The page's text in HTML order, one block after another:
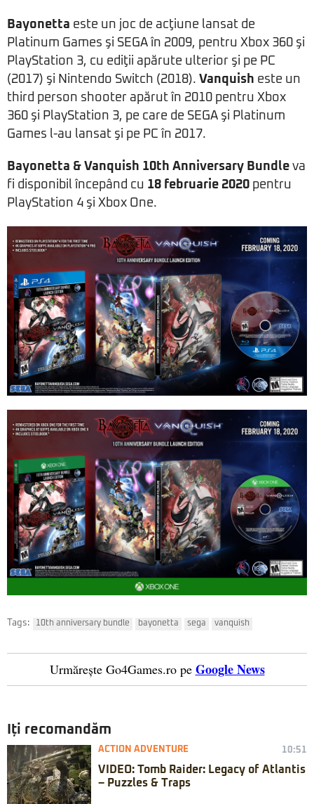
Bayonetta este un joc de acţiune lansat de
Platinum Games şi SEGA în 2009, pentru Xbox 360 şi
PlayStation 3, cu ediţii apărute ulterior şi pe PC
(2017) şi Nintendo Switch (2018). Vanquish este un
third person shooter apărut în 2010 pentru Xbox
360 şi PlayStation 3, pe care de SEGA şi Platinum
Games l-au lansat şi pe PC în 2017.
Bayonetta & Vanquish 10th Anniversary Bundle va
fi disponibil începând cu 18 februarie 2020 pentru
PlayStation 4 şi Xbox One.
Tags: 10th anniversary bundle bayonetta sega vanquish
Urmărește Go4Games.ro pe Google News
Iți recomandăm
ACTION ADVENTURE 10:51
VIDEO: Tomb Raider: Legacy of Atlantis
– Puzzles & Traps